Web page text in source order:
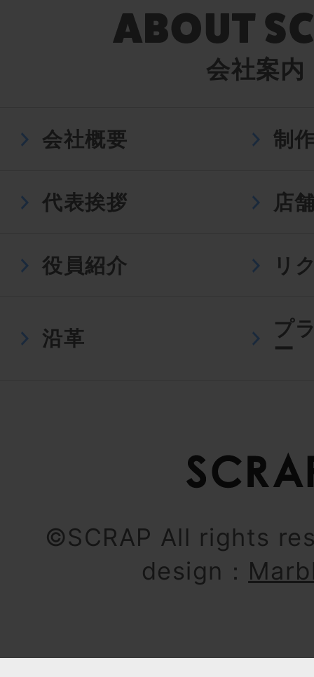
会社案内
会社概要 制
代表挨拶 店
役員紹介 リ
沿革
プ
ー
©SCRAP All rights
design：